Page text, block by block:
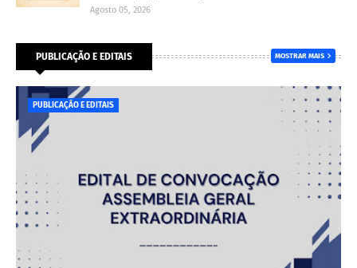
Agosto 05, 2026
PUBLICAÇÃO E EDITAIS MOSTRAR MAIS
PUBLICAÇÃO E EDITAIS